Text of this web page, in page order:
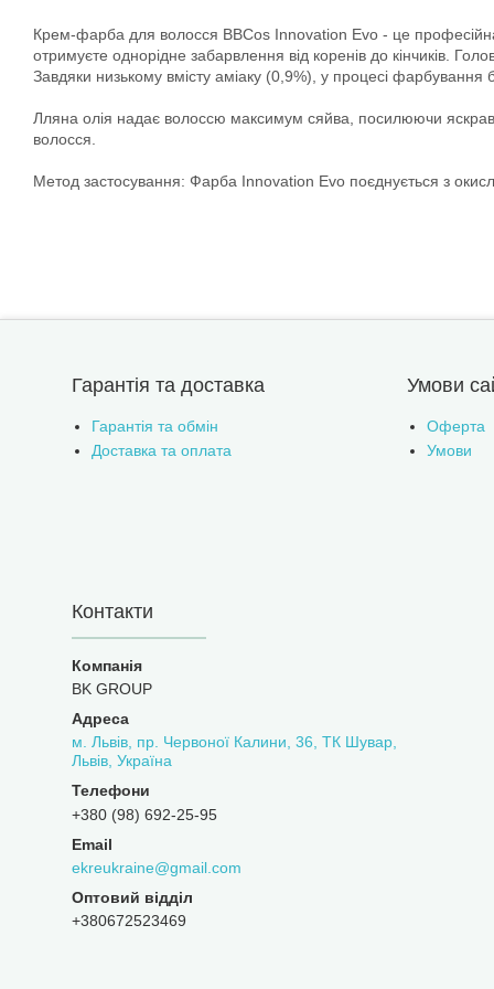
Крем-фарба для волосся BBCos Innovation Evo - це
отримуєте однорідне забарвлення від коренів до кінчиків.
Завдяки низькому вмісту аміаку (0,9%), у процесі
Лляна олія надає волоссю максимум сяйва, посилюючи
волосся.
Метод застосування: Фарба Innovation Evo поєднується з
Гарантія та доставка
Гарантія та обмін
Доставка та оплата
Умови
Оферта
Умови
Контакти
BK GROUP
м. Львів, пр. Червоної Калини, 36, ТК Шувар,
Львів, Україна
+380 (98) 692-25-95
ekreukraine@gmail.com
Оптовий відділ
+380672523469